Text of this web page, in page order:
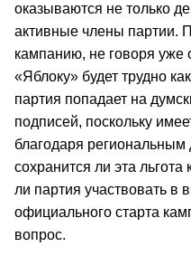
оказываются не только
активные члены партии.
кампанию, не говоря уже
«Яблоку» будет трудно
партия попадает на
подписей, поскольку
благодаря региональным
сохранится ли эта
ли партия участвовать в
официального старта
вопрос.